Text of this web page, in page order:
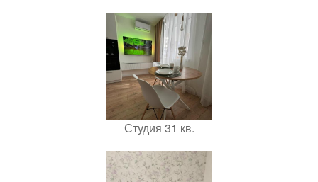
Студия 31 кв.